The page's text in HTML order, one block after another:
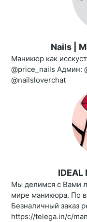
Nails |
Маникюр как
@price_nails Админ:
@nailsloverchat
Мы делимся с Вами
мире маникюра. По
Безналичный заказ
https://telega.in/c/